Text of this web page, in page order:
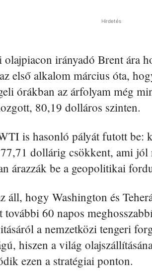
Hirdetés
olajpiacon irányadó Brent ára
első alkalom március óta,
órákban az árfolyam még
80,19 dolláros szinten.
is hasonló pályát futott be:
77,71 dollárig csökkent, ami
árazzák be a geopolitikai
áll, hogy Washington és
további 60 napos
a nemzetközi tengeri
hiszen a világ
ezen a stratégiai ponton.